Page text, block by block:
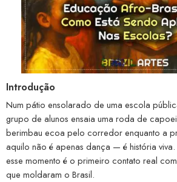
Introdução
Num pátio ensolarado de uma escola
grupo de alunos ensaia uma roda de
berimbau ecoa pelo corredor enquanto a
aquilo não é apenas dança — é história viva.
esse momento é o primeiro contato real
que moldaram o Brasil.